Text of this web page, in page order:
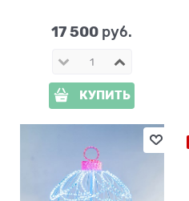
17 500 руб.
КУПИТЬ